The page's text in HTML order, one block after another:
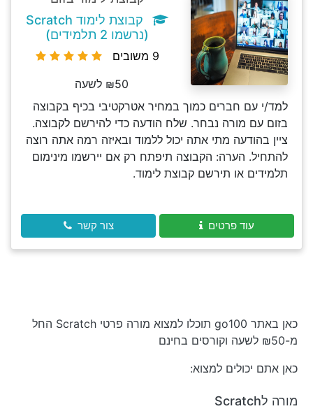
קבוצת לימוד Scratch
(נרשמו 2 תלמידים)
9 משובים
₪50 לשעה
למד/י עם חברים כמוך במחיר אטרקטיבי בכיף בקבוצה
בזום עם מורה נבחר. שלח הודעה כדי להירשם לקבוצה.
ציין בהודעה מתי אתה יכול ללמוד ובאיזה רמה אתה רוצה
להתחיל. הערה: הקבוצה תיפתח רק אם יירשמו מינימום
תלמידים או תירשם קבוצת לימוד.
עוד פרטים צור קשר
כאן באתר go100 תוכלו למצוא מורה פרטי Scratch החל
מ-₪50 לשעה וקורסים בחינם
כאן אתם יכולים למצוא:
מורה לScratch